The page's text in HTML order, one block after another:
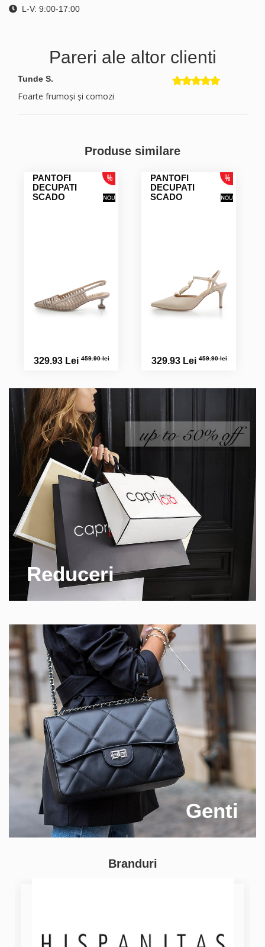
L-V: 9:00-17:00
Pareri ale altor clienti
Tunde S.
Foarte frumoși și comozi
Produse similare
PANTOFI
DECUPATI
SCADO
329.93 Lei459.90 lei
PANTOFI
DECUPATI
SCADO
329.93 Lei459.90 lei
Reduceri
Genti
Branduri